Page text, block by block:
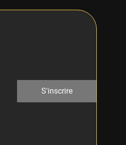
S'inscrire